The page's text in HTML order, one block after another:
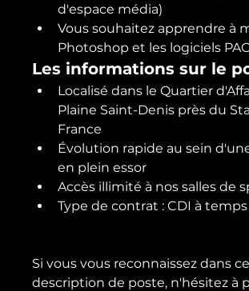
d'espace média)
Vous souhaitez apprendre à
Photoshop et les logiciels
Les informations sur le
Localisé dans le Quartier
Plaine Saint-Denis près du
France
Évolution rapide au sein
en plein essor
Accès illimité à nos salles de
Type de contrat : CDI à
Si vous vous reconnaissez dans
description de poste, n'hésitez à